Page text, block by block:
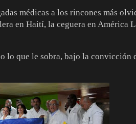
médicas a los rincones más
en Haití, la ceguera en América
lo que le sobra, bajo la convicción